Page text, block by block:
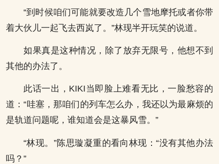
“到时候咱们可能就要改造几个雪地摩托或者你带
着大伙儿一起飞去西岚了。”林现半开玩笑的说道。
如果真是这种情况，除了放弃无限号，他想不到
其他的办法了。
此话一出，KIKI当即脸上难看无比，一脸愁容的
道：“哇塞，那咱们的列车怎么办，我还以为最麻烦的
是轨道问题呢，谁知道会是这暴风雪。”
“林现。”陈思璇凝重的看向林现：“没有其他办法
吗？”